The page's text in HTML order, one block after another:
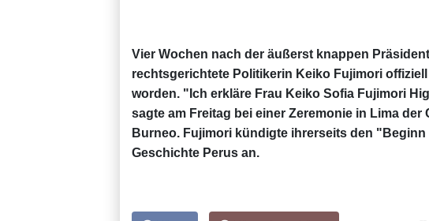
Vier Wochen nach der äußerst knappen
rechtsgerichtete Politikerin Keiko Fujimori
worden. "Ich erkläre Frau Keiko Sofia Fujimori
sagte am Freitag bei einer Zeremonie in Lima
Burneo. Fujimori kündigte ihrerseits den
Geschichte Perus an.